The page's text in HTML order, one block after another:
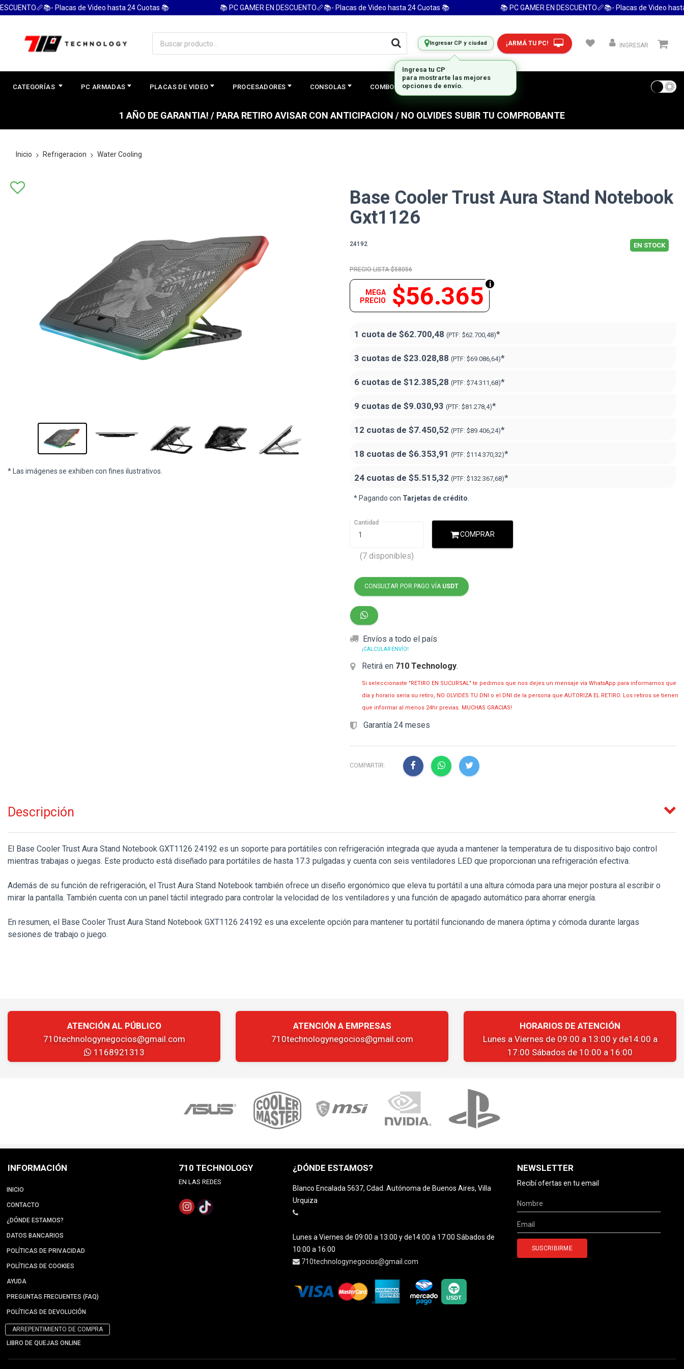
Placas de Video hasta 24 Cuotas 📚 📚 PC GAMER EN DESCUENTO📏📚- Placas de Video hasta 24 Cuotas 📚 📚 PC GAMER EN DESCUENTO📏📚- Placas de Video hasta
Ingresar CP y ciudad ¡ARMÁ TU PC! INGRESAR
CATEGORÍAS PC ARMADAS PLACAS DE VIDEO PROCESADORES CONSOLAS COMBOS PREGUNTAS FRECUENTES
1 AÑO DE GARANTIA! / PARA RETIRO AVISAR CON ANTICIPACION / NO OLVIDES SUBIR TU COMPROBANTE
Inicio Refrigeracion Water Cooling
* Las imágenes se exhiben con fines ilustrativos.
Base Cooler Trust Aura Stand Notebook
Gxt1126
24192 EN STOCK
$58056
$56.365
MEGA
PRECIO
1 cuota de $62.700,48 (PTF: $62.700,48)*
3 cuotas de $23.028,88 (PTF: $69.086,64)*
6 cuotas de $12.385,28 (PTF: $74.311,68)*
9 cuotas de $9.030,93 (PTF: $81.278,4)*
12 cuotas de $7.450,52 (PTF: $89.406,24)*
18 cuotas de $6.353,91 (PTF: $114.370,32)*
24 cuotas de $5.515,32 (PTF: $132.367,68)*
* Pagando con Tarjetas de crédito
Cantidad
(7 disponibles)
COMPRAR
CONSULTAR POR PAGO VÍA USDT
Envíos a todo el país
¡CALCULAR ENVÍO!
Retirá en 710 Technology.
Si seleccionaste "RETIRO EN SUCURSAL" te pedimos que nos dejes un mensaje vía WhatsApp para informarnos que
día y horario seria su retiro, NO OLVIDES TU DNI o el DNI de la persona que AUTORIZA EL RETIRO. Los retiros se tienen
que informar al menos 24hr previas. MUCHAS GRACIAS!
Garantía 24 meses
COMPARTIR:
Descripción
El Base Cooler Trust Aura Stand Notebook GXT1126 24192 es un soporte para portátiles con refrigeración integrada que ayuda a mantener la temperatura de tu dispositivo bajo control
mientras trabajas o juegas. Este producto está diseñado para portátiles de hasta 17.3 pulgadas y cuenta con seis ventiladores LED que proporcionan una refrigeración efectiva.
Además de su función de refrigeración, el Trust Aura Stand Notebook también ofrece un diseño ergonómico que eleva tu portátil a una altura cómoda para una mejor postura al escribir o
mirar la pantalla. También cuenta con un panel táctil integrado para controlar la velocidad de los ventiladores y una función de apagado automático para ahorrar energía.
En resumen, el Base Cooler Trust Aura Stand Notebook GXT1126 24192 es una excelente opción para mantener tu portátil funcionando de manera óptima y cómoda durante largas
sesiones de trabajo o juego.
ATENCIÓN AL PÚBLICO
710technologynegocios@gmail.com
1168921313
ATENCIÓN A EMPRESAS
710technologynegocios@gmail.com
HORARIOS DE ATENCIÓN
Lunes a Viernes de 09:00 a 13:00 y de14:00 a
17:00 Sábados de 10:00 a 16:00
INFORMACIÓN
INICIO
CONTACTO
¿DÓNDE ESTAMOS?
DATOS BANCARIOS
POLÍTICAS DE PRIVACIDAD
POLÍTICAS DE COOKIES
AYUDA
PREGUNTAS FRECUENTES (FAQ)
POLÍTICAS DE DEVOLUCIÓN
ARREPENTIMIENTO DE COMPRA
LIBRO DE QUEJAS ONLINE
710 TECHNOLOGY
EN LAS REDES
¿DÓNDE ESTAMOS?
Blanco Encalada 5637, Cdad. Autónoma de Buenos Aires, Villa
Urquiza
Lunes a Viernes de 09:00 a 13:00 y de14:00 a 17:00 Sábados de
10:00 a 16:00
710technologynegocios@gmail.com
NEWSLETTER
Recibí ofertas en tu email
Ingresa tu CP
para mostrarte las mejores
opciones de envío.